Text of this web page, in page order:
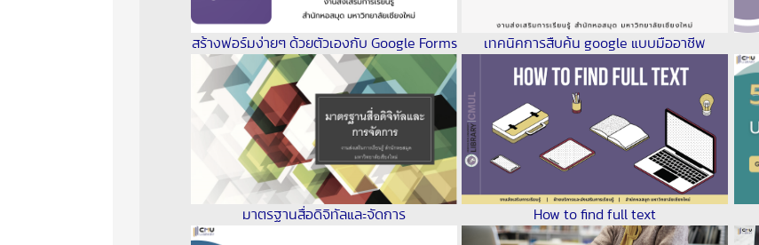
สร้างฟอร์มง่ายๆ ด้วยตัวเองกับ Google Forms เทคนิคการสืบค้น google แบบมืออาชีพ
มาตรฐานสื่อดิจิทัลและจัดการ How to find full text